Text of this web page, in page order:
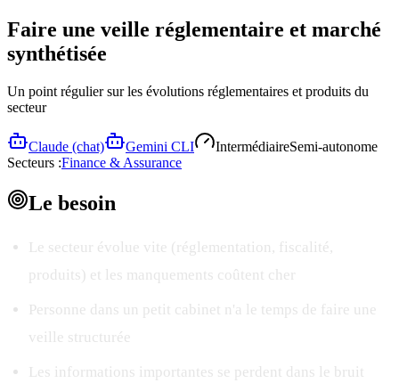
Faire une veille réglementaire et marché
synthétisée
Un point régulier sur les évolutions réglementaires et produits du
secteur
Claude (chat) Gemini CLI IntermédiaireSemi-autonome
Secteurs :Finance & Assurance
Le besoin
Le secteur évolue vite (réglementation, fiscalité,
produits) et les manquements coûtent cher
Personne dans un petit cabinet n'a le temps de faire une
veille structurée
Les informations importantes se perdent dans le bruit